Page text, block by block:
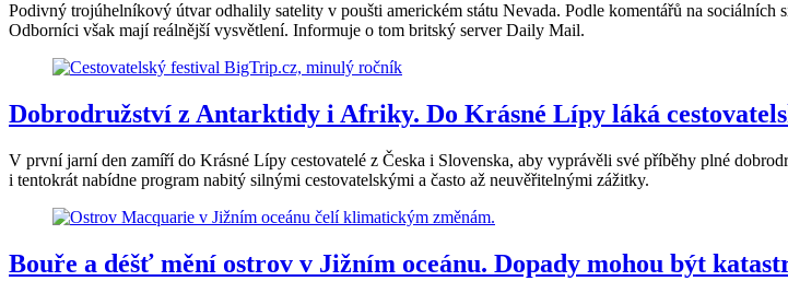
Podivný trojúhelníkový útvar odhalily satelity v poušti americkém státu Nevada. Podle komentářů na
Odborníci však mají reálnější vysvětlení. Informuje o tom britský server Daily Mail.
Dobrodružství z Antarktidy i Afriky. Do Krásné Lípy láká
V první jarní den zamíří do Krásné Lípy cestovatelé z Česka i Slovenska, aby vyprávěli své příběhy plné
i tentokrát nabídne program nabitý silnými cestovatelskými a často až neuvěřitelnými zážitky.
Bouře a déšť mění ostrov v Jižním oceánu. Dopady mohou být